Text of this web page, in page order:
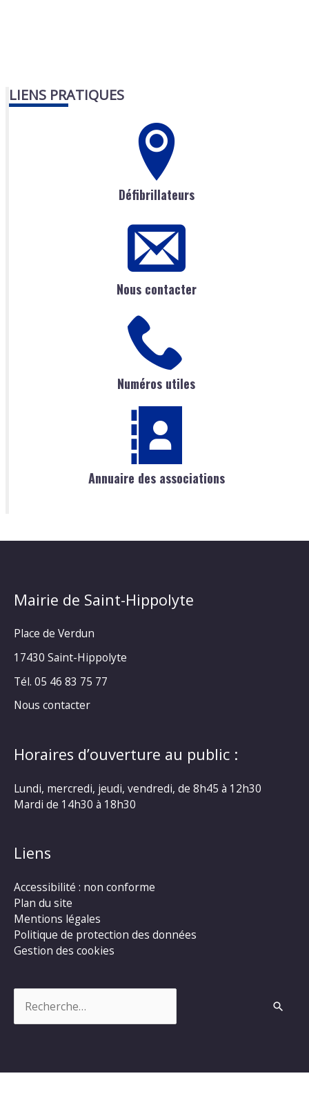
LIENS PRATIQUES
Défibrillateurs
Nous contacter
Numéros utiles
Annuaire des associations
Mairie de Saint-Hippolyte
Place de Verdun
17430 Saint-Hippolyte
Tél. 05 46 83 75 77
Nous contacter
Horaires d’ouverture au public :
Lundi, mercredi, jeudi, vendredi, de 8h45 à 12h30
Mardi de 14h30 à 18h30
Liens
Accessibilité : non conforme
Plan du site
Mentions légales
Politique de protection des données
Gestion des cookies